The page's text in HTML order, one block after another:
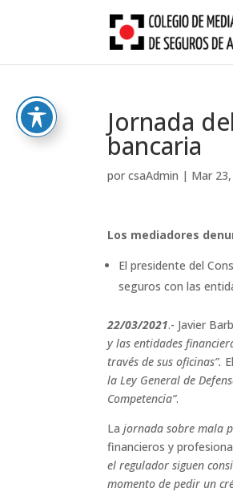
Jornada
bancaria
porcsaAdmin | Mar 23,
Los mediadores
El presidente del
seguros con las
22/03/2021.- Javier
y las entidades
través de sus oficinas”.
la Ley General de
Competencia”.
Lajornada sobre mala
financieros y
el regulador siguen
momento de pedir un